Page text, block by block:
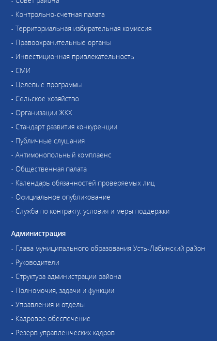
- Контрольно-счетная палата
- Территориальная избирательная комиссия
- Правоохранительные органы
- Инвестиционная привлекательность
- СМИ
- Целевые программы
- Сельское хозяйство
- Организации ЖКХ
- Стандарт развития конкуренции
- Публичные слушания
- Антимонопольный комплаенс
- Общественная палата
- Календарь обязанностей проверяемых лиц
- Официальное опубликование
- Служба по контракту: условия и меры поддержки
Администрация
- Глава муниципального образования Усть-Лабинский район
- Руководители
- Структура администрации района
- Полномочия, задачи и функции
- Управления и отделы
- Кадровое обеспечение
- Резерв управленческих кадров